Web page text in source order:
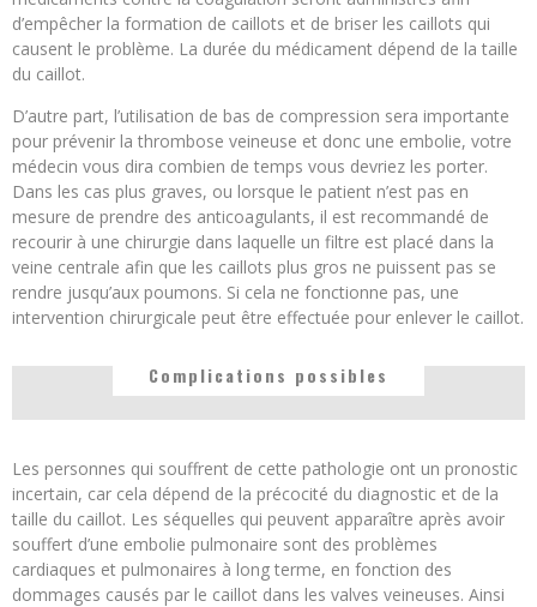
d’empêcher la formation de caillots et de briser les caillots qui
causent le problème. La durée du médicament dépend de la taille
du caillot.
D’autre part, l’utilisation de bas de compression sera importante
pour prévenir la thrombose veineuse et donc une embolie, votre
médecin vous dira combien de temps vous devriez les porter.
Dans les cas plus graves, ou lorsque le patient n’est pas en
mesure de prendre des anticoagulants, il est recommandé de
recourir à une chirurgie dans laquelle un filtre est placé dans la
veine centrale afin que les caillots plus gros ne puissent pas se
rendre jusqu’aux poumons. Si cela ne fonctionne pas, une
intervention chirurgicale peut être effectuée pour enlever le caillot.
Complications possibles
Les personnes qui souffrent de cette pathologie ont un pronostic
incertain, car cela dépend de la précocité du diagnostic et de la
taille du caillot. Les séquelles qui peuvent apparaître après avoir
souffert d’une embolie pulmonaire sont des problèmes
cardiaques et pulmonaires à long terme, en fonction des
dommages causés par le caillot dans les valves veineuses. Ainsi